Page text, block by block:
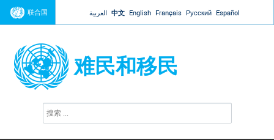
Jump to navigation
联合国 العربية 中文 English Français Русский Español
难民和移民
搜
索